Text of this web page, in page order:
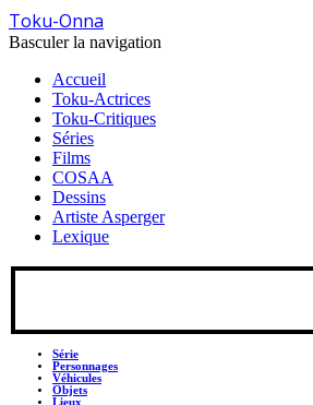
Toku-Onna
Basculer la navigation
Accueil
Toku-Actrices
Toku-Critiques
Séries
Films
COSAA
Dessins
Artiste Asperger
Lexique
Série
Personnages
Véhicules
Objets
Lieux